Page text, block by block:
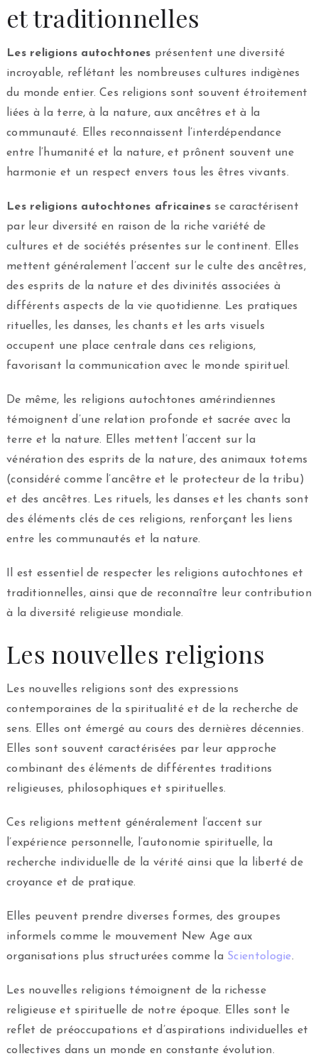
et traditionnelles
Les religions autochtones présentent une diversité
incroyable, reflétant les nombreuses cultures indigènes
du monde entier. Ces religions sont souvent étroitement
liées à la terre, à la nature, aux ancêtres et à la
communauté. Elles reconnaissent l’interdépendance
entre l’humanité et la nature, et prônent souvent une
harmonie et un respect envers tous les êtres vivants.
Les religions autochtones africainesse caractérisent
par leur diversité en raison de la riche variété de
cultures et de sociétés présentes sur le continent. Elles
mettent généralement l’accent sur le culte des ancêtres,
des esprits de la nature et des divinités associées à
différents aspects de la vie quotidienne. Les pratiques
rituelles, les danses, les chants et les arts visuels
occupent une place centrale dans ces religions,
favorisant la communication avec le monde spirituel.
De même, les religions autochtones amérindiennes
témoignent d’une relation profonde et sacrée avec la
terre et la nature. Elles mettent l’accent sur la
vénération des esprits de la nature, des animaux totems
(considéré comme l’ancêtre et le protecteur de la tribu)
et des ancêtres. Les rituels, les danses et les chants sont
des éléments clés de ces religions, renforçant les liens
entre les communautés et la nature.
Il est essentiel de respecter les religions autochtones et
traditionnelles, ainsi que de reconnaître leur contribution
à la diversité religieuse mondiale.
Les nouvelles religions
Les nouvelles religions sont des expressions
contemporaines de la spiritualité et de la recherche de
sens. Elles ont émergé au cours des dernières décennies.
Elles sont souvent caractérisées par leur approche
combinant des éléments de différentes traditions
religieuses, philosophiques et spirituelles.
Ces religions mettent généralement l’accent sur
l’expérience personnelle, l’autonomie spirituelle, la
recherche individuelle de la vérité ainsi que la liberté de
croyance et de pratique.
Elles peuvent prendre diverses formes, des groupes
informels comme le mouvement New Age aux
organisations plus structurées comme la Scientologie.
Les nouvelles religions témoignent de la richesse
religieuse et spirituelle de notre époque. Elles sont le
reflet de préoccupations et d’aspirations individuelles et
collectives dans un monde en constante évolution.